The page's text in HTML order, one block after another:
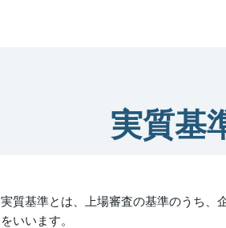
実質基
実質基準とは、上場審査の基準のうち、
をいいます。